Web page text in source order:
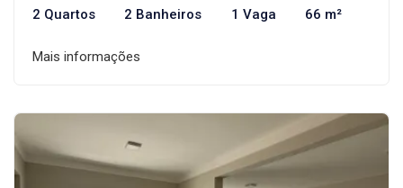
2 Quartos 2 Banheiros 1 Vaga 66 m²
Mais informações